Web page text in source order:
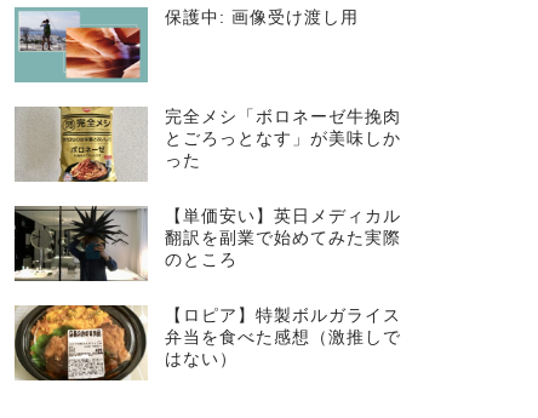
保護中: 画像受け渡し用
完全メシ「ボロネーゼ牛挽肉
とごろっとなす」が美味しか
った
【単価安い】英日メディカル
翻訳を副業で始めてみた実際
のところ
【ロピア】特製ボルガライス
弁当を食べた感想（激推しで
はない）